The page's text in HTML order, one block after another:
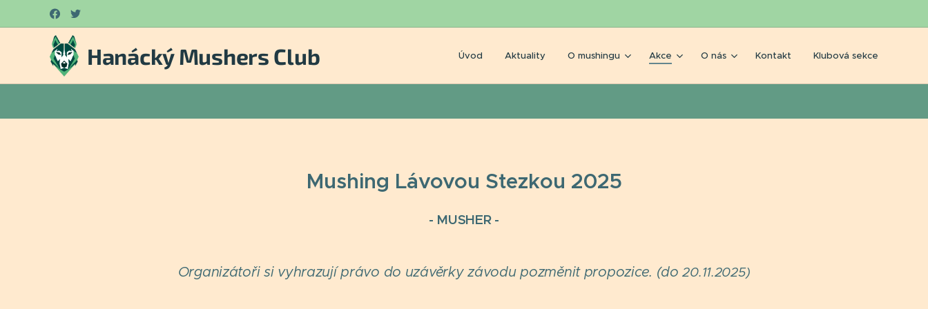
Hanácký Mushers Club Úvod Aktuality O mushingu Akce O nás Kontakt Klubová sekce
Mushing Lávovou Stezkou 2025
- MUSHER -
Organizátoři si vyhrazují právo do uzávěrky závodu pozměnit propozice. (do20.11.2025)